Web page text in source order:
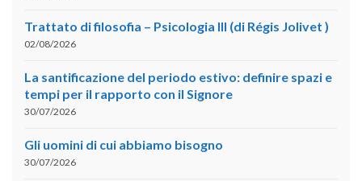
Trattato di filosofia – Psicologia III (di Régis Jolivet )
02/08/2026
La santificazione del periodo estivo: definire spazi e
tempi per il rapporto con il Signore
30/07/2026
Gli uomini di cui abbiamo bisogno
30/07/2026